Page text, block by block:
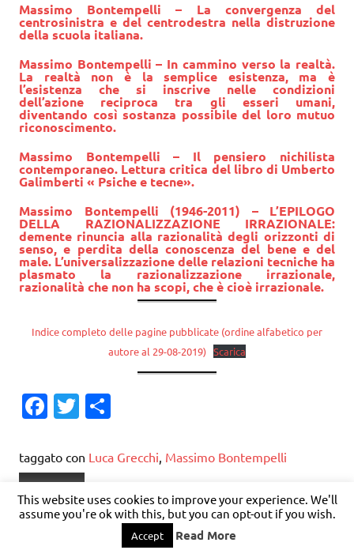
Massimo Bontempelli – La convergenza del
centrosinistra e del centrodestra nella distruzione
della scuola italiana.
Massimo Bontempelli – In cammino verso la realtà.
La realtà non è la semplice esistenza, ma è
l’esistenza che si inscrive nelle condizioni
dell’azione reciproca tra gli esseri umani,
diventando così sostanza possibile del loro mutuo
riconoscimento.
Massimo Bontempelli – Il pensiero nichilista
contemporaneo. Lettura critica del libro di Umberto
Galimberti « Psiche e tecne».
Massimo Bontempelli (1946-2011) – L’EPILOGO
DELLA RAZIONALIZZAZIONE IRRAZIONALE:
demente rinuncia alla razionalità degli orizzonti di
senso, e perdita della conoscenza del bene e del
male. L’universalizzazione delle relazioni tecniche ha
plasmato la razionalizzazione irrazionale,
razionalità che non ha scopi, che è cioè irrazionale.
Indice completo delle pagine pubblicate (ordine alfabetico per
autore al 29-08-2019) Scarica
Fa
e
b
o
T
it
te
r
n
vi
di
taggato con Luca Grecchi, Massimo Bontempelli
Filosofia
WordPress Theme: Dynamic News by ThemeZee.
This website uses cookies to improve your experience. We'll
assume you're ok with this, but you can opt-out if you wish.
Accept Read More